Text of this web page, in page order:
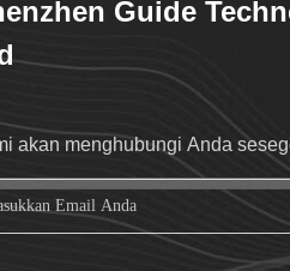
Guide
akan menghubungi Anda